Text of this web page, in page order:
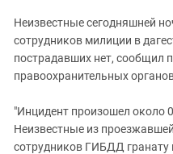
Ингушетия
Кабардино-Балкария
Карачаево-Черкесия
Краснодарский край
Неизвестные сегодняшней
сотрудников милиции в
пострадавших нет, сообщил
правоохранительных
"Инцидент произошел около
Неизвестные из
сотрудников ГИБДД гранату